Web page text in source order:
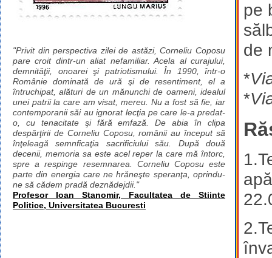
pe
de
*
*
"Privit din perspectiva zilei de astăzi, Corneliu Coposu
pare croit dintr-un aliat nefamiliar. Acela al curajului,
demnităţii, onoarei şi patriotismului. În 1990, într-o
Românie dominată de ură şi de resentiment, el a
întruchipat, alături de un mănunchi de oameni, idealul
unei patrii la care am visat, mereu. Nu a fost să fie, iar
contemporanii săi au ignorat lecţia pe care le-a predat-
o, cu tenacitate şi fără emfază. De abia în clipa
despărţirii de Corneliu Coposu, românii au început să
înţeleagă semnficaţia sacrificiului său. După două
decenii, memoria sa este acel reper la care mă întorc,
spre a respinge resemnarea. Corneliu Coposu este
parte din energia care ne hrăneşte speranţa, oprindu-
ne să cădem pradă deznădejdii."
Profesor Ioan Stanomir, Facultatea de Stiinte
Politice, Universitatea Bucuresti